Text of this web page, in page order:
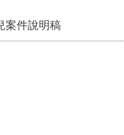
案件說明稿